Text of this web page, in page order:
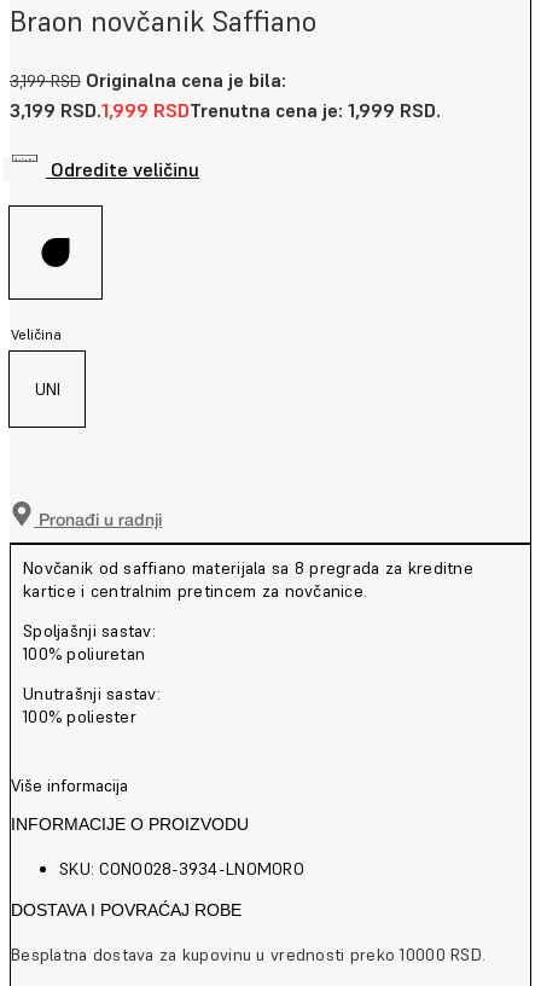
Braon novčanik Saffiano
3,199RSD Originalna cena je bila:
3,199 RSD.1,999 RSDTrenutna cena je: 1,999 RSD.
Odredite veličinu
Veličina
UNI
Pronađi u radnji
Novčanik od saffiano materijala sa 8 pregrada za kreditne
kartice i centralnim pretincem za novčanice.
Spoljašnji sastav:
100% poliuretan
Unutrašnji sastav:
100% poliester
Više informacija
INFORMACIJE O PROIZVODU
SKU: CONO028-3934-LNOMORO
DOSTAVA I POVRAĆAJ ROBE
Besplatna dostava za kupovinu u vrednosti preko 10000 RSD.